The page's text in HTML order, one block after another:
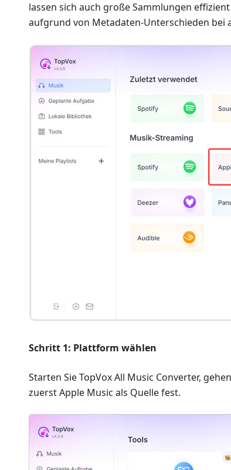
lassen sich auch große Sammlungen
aufgrund von Metadaten-Unterschieden bei
Schritt 1: Plattform wählen
Starten Sie TopVox All Music Converter,
zuerst Apple Music als Quelle fest.